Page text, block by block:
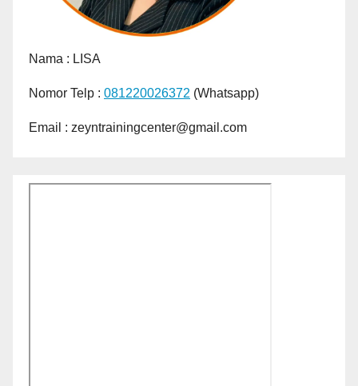
Nama : LISA
Nomor Telp : 081220026372 (Whatsapp)
Email : zeyntrainingcenter@gmail.com